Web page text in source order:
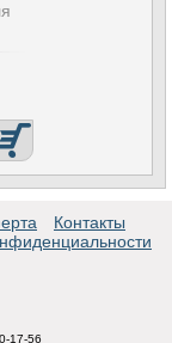
Контакты
17-56